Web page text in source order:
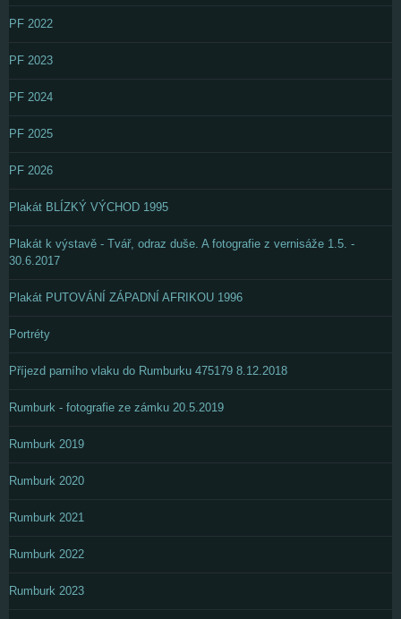
PF 2022
PF 2023
PF 2024
PF 2025
PF 2026
Plakát BLÍZKÝ VÝCHOD 1995
Plakát k výstavě - Tvář, odraz duše. A fotografie z vernisáže 1.5. -
30.6.2017
Plakát PUTOVÁNÍ ZÁPADNÍ AFRIKOU 1996
Portréty
Příjezd parního vlaku do Rumburku 475179 8.12.2018
Rumburk - fotografie ze zámku 20.5.2019
Rumburk 2019
Rumburk 2020
Rumburk 2021
Rumburk 2022
Rumburk 2023